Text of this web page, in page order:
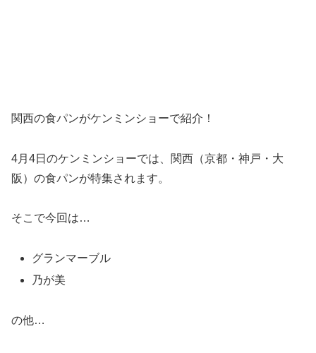
関西の食パンがケンミンショーで紹介！
4月4日のケンミンショーでは、関西（京都・神戸・大
阪）の食パンが特集されます。
そこで今回は…
グランマーブル
乃が美
の他…